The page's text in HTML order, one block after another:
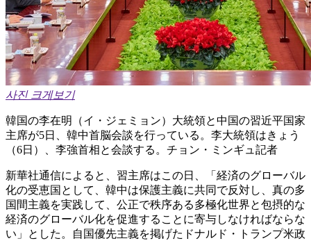
사진 크게보기
韓国の李在明（イ・ジェミョン）大統領と中国の習近平国家
主席が5日、韓中首脳会談を行っている。李大統領はきょう
（6日）、李強首相と会談する。チョン・ミンギュ記者
新華社通信によると、習主席はこの日、「経済のグローバル
化の受恵国として、韓中は保護主義に共同で反対し、真の多
国間主義を実践して、公正で秩序ある多極化世界と包摂的な
経済のグローバル化を促進することに寄与しなければならな
い」とした。自国優先主義を掲げたドナルド・トランプ米政